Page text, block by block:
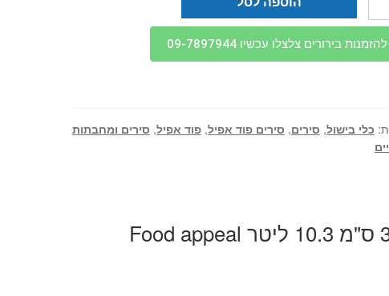
להזמנות בירורים צלצלו עכשיו 09-7897944
כלי בישול, סירים, סירים פוד אפיל,פוד אפיל, סירים ומחבתות
סיר נירוסטה 32 ס"מ 10.3 ליטר Food appeal